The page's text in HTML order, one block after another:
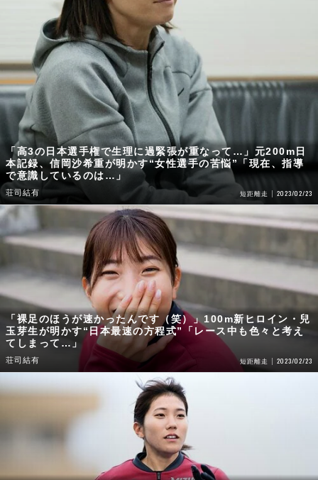
「高3の日本選手権で生理に過緊張が重なって…」元200m日
本記録、信岡沙希重が明かす“女性選手の苦悩”「現在、指導
で意識しているのは…」
荘司結有 短距離走 2023/02/23
「裸足のほうが速かったんです（笑）」100m新ヒロイン・兒
玉芽生が明かす“日本最速の方程式”「レース中も色々と考え
てしまって…」
荘司結有 短距離走 2023/02/23